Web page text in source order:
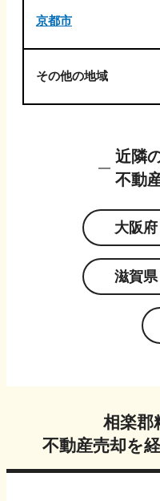
京都市
その他の地域
近隣
不動
大阪府
滋賀県
相楽郡
不動産売却を